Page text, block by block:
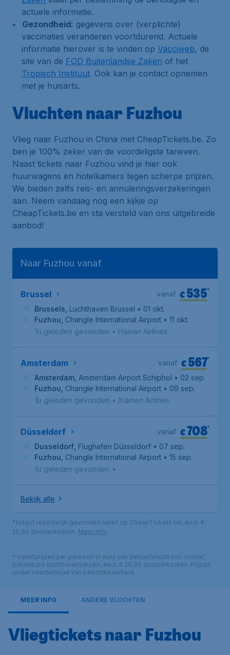
actuele informatie.
Gezondheid: gegevens over (verplichte)
vaccinaties veranderen voortdurend. Actuele
informatie hierover is te vinden op Vacciweb, de
site van de FOD Buitenlandse Zaken of het
Tropisch Instituut. Ook kan je contact opnemen
met je huisarts.
Vluchten naar Fuzhou
Vlieg naar Fuzhou in China met CheapTickets.be. Zo
ben je 100% zeker van de voordeligste tarieven.
Naast tickets naar Fuzhou vind je hier ook
huurwagens en hotelkamers tegen scherpe prijzen.
We bieden zelfs reis- en annuleringsverzekeringen
aan. Neem vandaag nog een kijkje op
CheapTickets.be en sta versteld van ons uitgebreide
aanbod!
Naar Fuzhou vanaf
Brussel €535*
vanaf
Brussels Luchthaven Brussel • 01 okt.
Fuzhou Changle International Airport • 11 okt.
1u geleden gevonden • Hainan Airlines
Amsterdam €567*
vanaf
Amsterdam Amsterdam Airport Schiphol • 02 sep.
Fuzhou Changle International Airport • 09 sep.
1u geleden gevonden • Xiamen Airlines
Düsseldorf €708*
vanaf
Dusseldorf Flughafen Düsseldorf • 07 sep.
Fuzhou Changle International Airport • 15 sep.
1u geleden gevonden •
Bekijk alle
*laagst recentelijk gevonden tarief op CheapTickets.be, excl. €
25,90 dossierkosten. Meer info
* vanafprijzen per persoon in euro per (retour)vlucht incl. vooraf
betaalbare luchthaventaksen, excl. € 29,90 dossierkosten. Prijzen
onder voorbehoud van beschikbaarheid.
MEER INFO ANDERE VLUCHTEN
Vliegtickets naar Fuzhou